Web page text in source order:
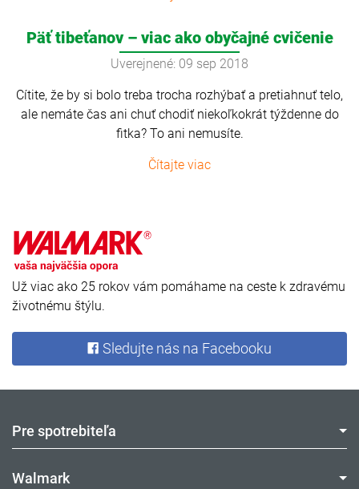
Päť tibeťanov – viac ako obyčajné cvičenie
Uverejnené: 09 sep 2018
Cítite, že by si bolo treba trocha rozhýbať a pretiahnuť telo,
ale nemáte čas ani chuť chodiť niekoľkokrát týždenne do
fitka? To ani nemusíte.
Čítajte viac
Už viac ako 25 rokov vám pomáhame na ceste k zdravému
životnému štýlu.
Sledujte nás na Facebooku
Pre spotrebiteľa
Walmark